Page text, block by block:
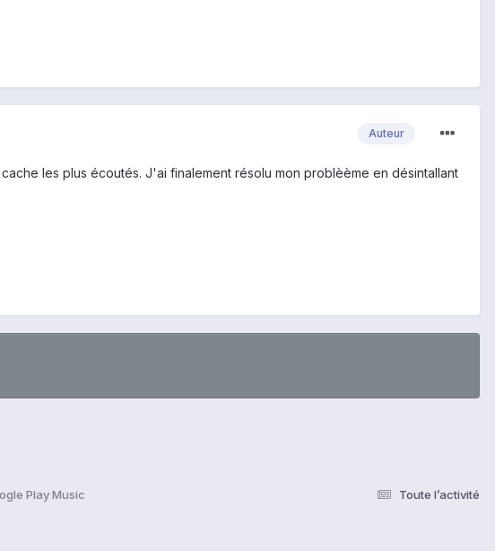
Auteur
les plus écoutés. J'ai finalement résolu mon problèème en désintallant
Toute l’activité
Play Music